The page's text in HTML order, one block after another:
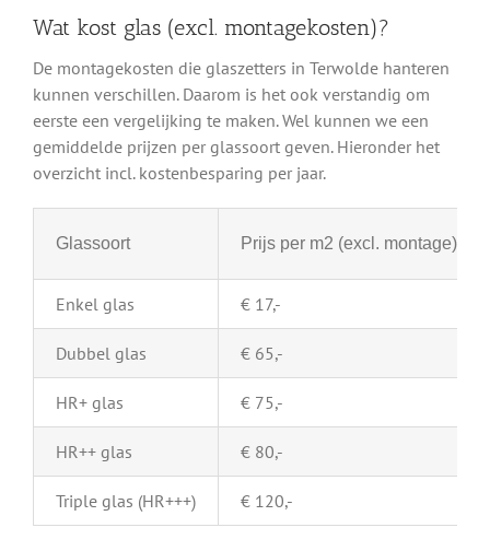
Wat kost glas (excl. montagekosten)?
De montagekosten die glaszetters in Terwolde hanteren
kunnen verschillen. Daarom is het ook verstandig om
eerste een vergelijking te maken. Wel kunnen we een
gemiddelde prijzen per glassoort geven. Hieronder het
overzicht incl. kostenbesparing per jaar.
Glassoort Prijs per m2 (excl. montage)
Enkel glas € 17,-
Dubbel glas € 65,-
HR+ glas € 75,-
HR++ glas € 80,-
Triple glas (HR+++) € 120,-